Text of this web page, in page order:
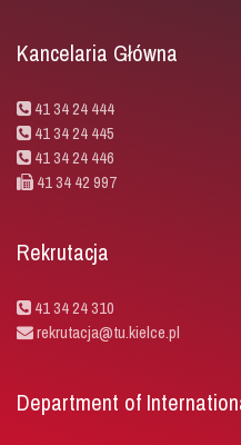
Kancelaria Główna
41 34 24 444
41 34 24 445
41 34 24 446
41 34 42 997
Rekrutacja
41 34 24 310
rekrutacja@tu.kielce.pl
Department of